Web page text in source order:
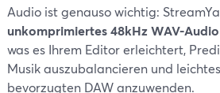
Audio ist genauso wichtig:
unkomprimiertes 48kHz WAV-Audio
was es Ihrem Editor erleichtert,
Musik auszubalancieren und
bevorzugten DAW anzuwenden.